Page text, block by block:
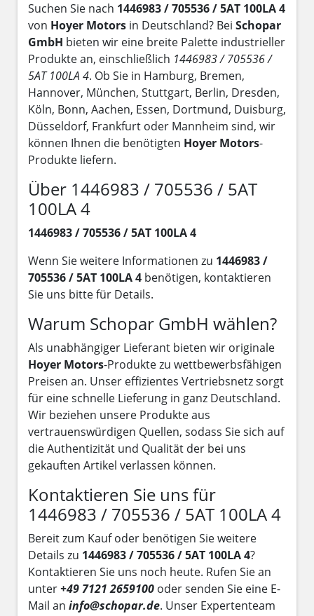
Suchen Sie nach 1446983 / 705536 / 5AT 100LA 4
von Hoyer Motors in Deutschland? Bei Schopar
GmbH bieten wir eine breite Palette industrieller
Produkte an, einschließlich 1446983 / 705536 /
5AT 100LA 4. Ob Sie in Hamburg, Bremen,
Hannover, München, Stuttgart, Berlin, Dresden,
Köln, Bonn, Aachen, Essen, Dortmund, Duisburg,
Düsseldorf, Frankfurt oder Mannheim sind, wir
können Ihnen die benötigten Hoyer Motors-
Produkte liefern.
Über 1446983 / 705536 / 5AT
100LA 4
1446983 / 705536 / 5AT 100LA 4
Wenn Sie weitere Informationen zu 1446983 /
705536 / 5AT 100LA 4 benötigen, kontaktieren
Sie uns bitte für Details.
Warum Schopar GmbH wählen?
Als unabhängiger Lieferant bieten wir originale
Hoyer Motors-Produkte zu wettbewerbsfähigen
Preisen an. Unser effizientes Vertriebsnetz sorgt
für eine schnelle Lieferung in ganz Deutschland.
Wir beziehen unsere Produkte aus
vertrauenswürdigen Quellen, sodass Sie sich auf
die Authentizität und Qualität der bei uns
gekauften Artikel verlassen können.
Kontaktieren Sie uns für
1446983 / 705536 / 5AT 100LA 4
Bereit zum Kauf oder benötigen Sie weitere
Details zu 1446983 / 705536 / 5AT 100LA 4?
Kontaktieren Sie uns noch heute. Rufen Sie an
unter+49 7121 2659100 oder senden Sie eine E-
Mail an info@schopar.de. Unser Expertenteam